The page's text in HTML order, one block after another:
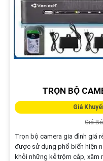
TRỌN BỘ
Giá
Giá
Trọn bộ camera gia đình giá
được sử dụng phổ biến hiện
khỏi những kẻ trộm cắp, xâm